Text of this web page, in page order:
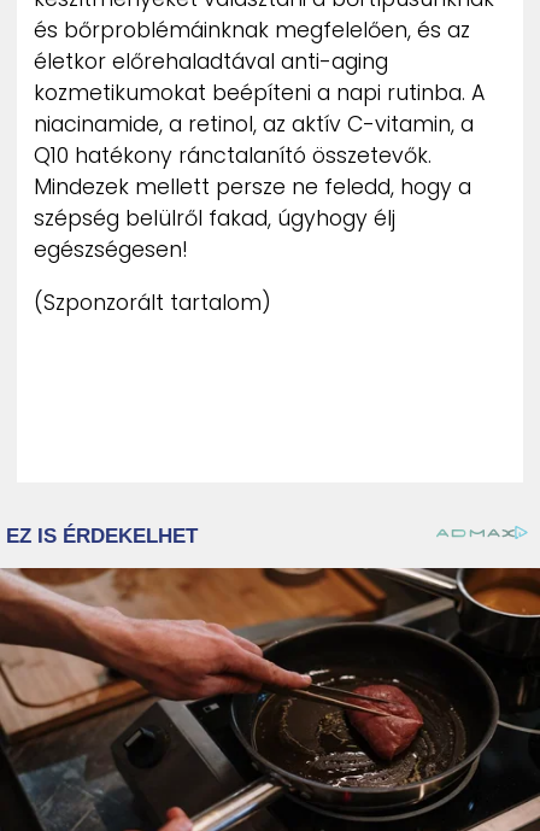
és bőrproblémáinknak megfelelően, és az
életkor előrehaladtával anti-aging
kozmetikumokat beépíteni a napi rutinba. A
niacinamide, a retinol, az aktív C-vitamin, a
Q10 hatékony ránctalanító összetevők.
Mindezek mellett persze ne feledd, hogy a
szépség belülről fakad, úgyhogy élj
egészségesen!
(Szponzorált tartalom)